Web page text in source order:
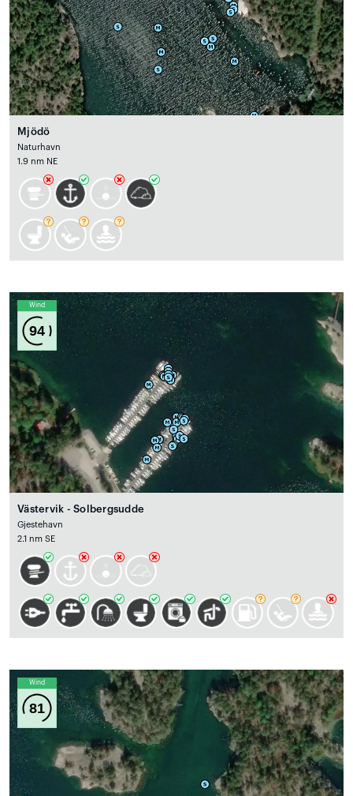
Mjödö
Naturhavn
1.9 nm NE
Wind
94
Västervik - Solbergsudde
Gjestehavn
2.1 nm SE
Wind
81